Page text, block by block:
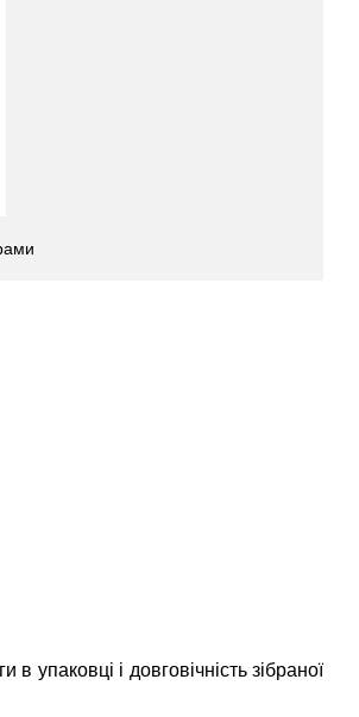
упаковці і довговічність зібраної